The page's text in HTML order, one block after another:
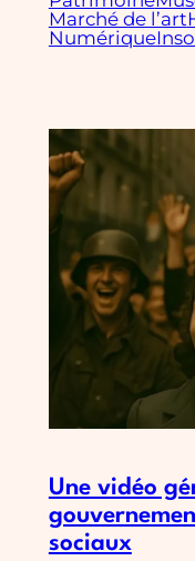
Marché de l’art
Numérique
Une vidéo
sociaux